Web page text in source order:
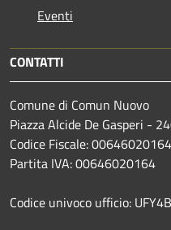
Eventi
CONTATTI
Comune di Comun Nuovo
Piazza Alcide De Gasperi -
Codice Fiscale: 00646020164
Partita IVA: 00646020164
Codice univoco ufficio: